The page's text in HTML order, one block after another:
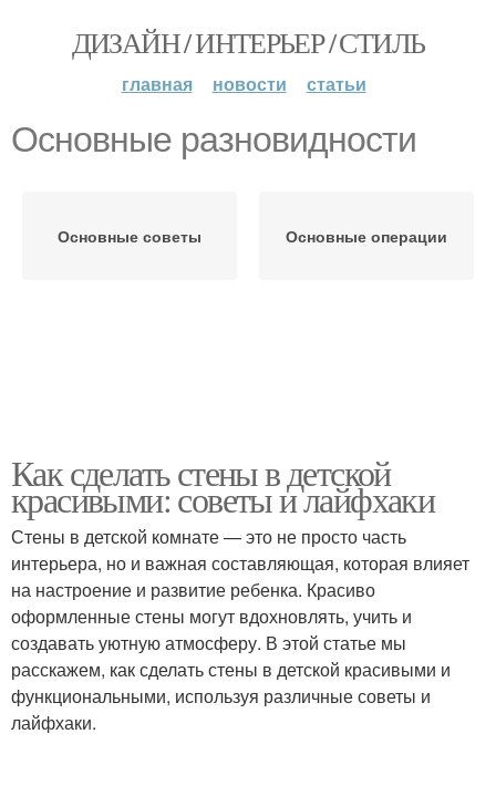
ДИЗАЙН / ИНТЕРЬЕР / СТИЛЬ
главная новости статьи
Основные разновидности
Основные советы Основные операции
Как сделать стены в детской
красивыми: советы и лайфхаки
Стены в детской комнате — это не просто часть
интерьера, но и важная составляющая, которая влияет
на настроение и развитие ребенка. Красиво
оформленные стены могут вдохновлять, учить и
создавать уютную атмосферу. В этой статье мы
расскажем, как сделать стены в детской красивыми и
функциональными, используя различные советы и
лайфхаки.